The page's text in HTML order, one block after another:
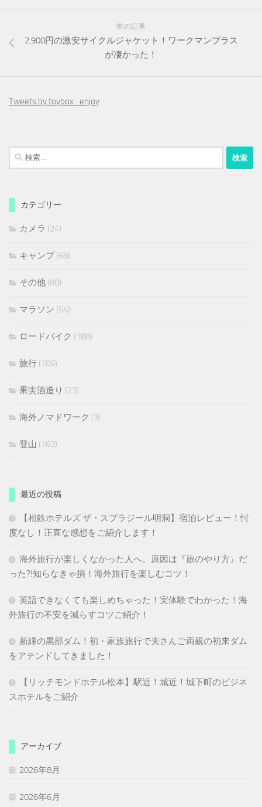
前の記事
2,900円の激安サイクルジャケット！ワークマンプラス
が凄かった！
Tweets by toybox_enjoy
検
索:
カテゴリー
カメラ (24)
キャンプ(68)
その他 (80)
マラソン (54)
ロードバイク (188)
旅行 (106)
果実酒造り (23)
海外ノマドワーク (3)
登山 (163)
最近の投稿
【相鉄ホテルズ ザ・スプラジール明洞】宿泊レビュー！忖
度なし！正直な感想をご紹介します！
海外旅行が楽しくなかった人へ。原因は『旅のやり方』だ
った?!知らなきゃ損！海外旅行を楽しむコツ！
英語できなくても楽しめちゃった！実体験でわかった！海
外旅行の不安を減らすコツご紹介！
新緑の黒部ダム！初・家族旅行で夫さんご両親の初来ダム
をアテンドしてきました！
【リッチモンドホテル松本】駅近！城近！城下町のビジネ
スホテルをご紹介
アーカイブ
2026年8月
2026年6月